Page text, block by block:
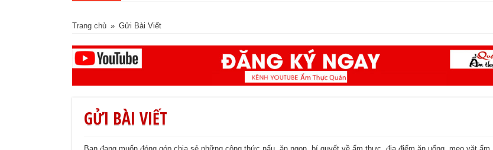
Trang chủ » Gửi Bài Viết
GỬI BÀI VIẾT